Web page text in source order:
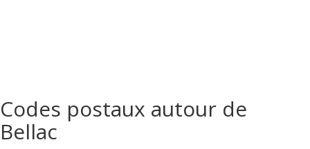
Codes postaux autour de
Bellac